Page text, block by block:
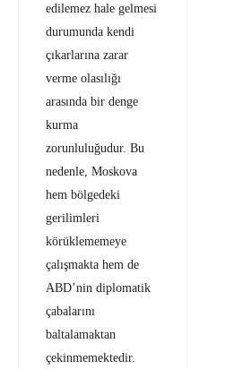
edilemez hale gelmesi
durumunda kendi
çıkarlarına zarar
verme olasılığı
arasında bir denge
kurma
zorunluluğudur. Bu
nedenle, Moskova
hem bölgedeki
gerilimleri
körüklememeye
çalışmakta hem de
ABD’nin diplomatik
çabalarını
baltalamaktan
çekinmemektedir.